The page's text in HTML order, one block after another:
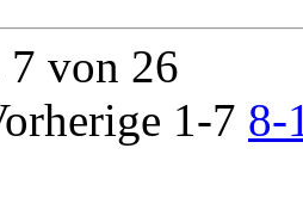
von 26
1-7 8-